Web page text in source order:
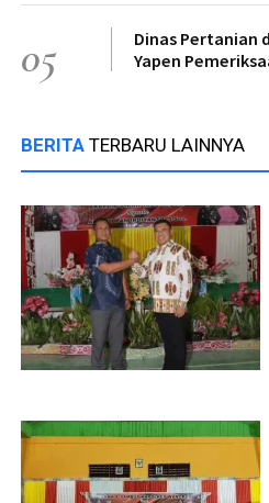
05
Dinas Pertanian
Yapen
BERITA TERBARU LAINNYA